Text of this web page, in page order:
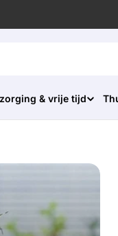
& vrije tijd